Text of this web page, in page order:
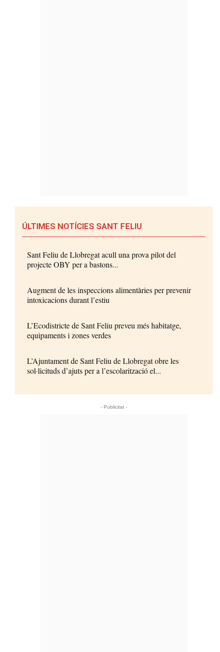
ÚLTIMES NOTÍCIES SANT FELIU
Sant Feliu de Llobregat acull una prova pilot del
projecte OBY per a bastons...
Augment de les inspeccions alimentàries per prevenir
intoxicacions durant l’estiu
L’Ecodistricte de Sant Feliu preveu més habitatge,
equipaments i zones verdes
L’Ajuntament de Sant Feliu de Llobregat obre les
sol·licituds d’ajuts per a l’escolarització el...
- Publicitat -